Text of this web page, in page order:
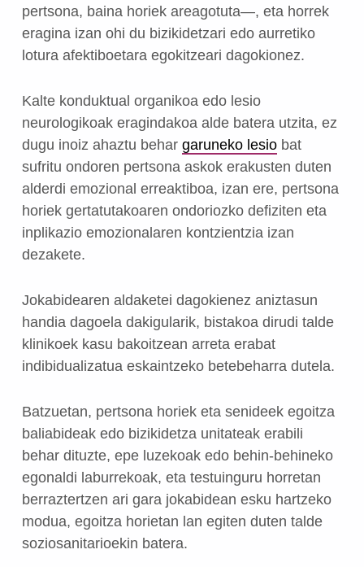
pertsona, baina horiek areagotuta—, eta horrek
eragina izan ohi du bizikidetzari edo aurretiko
lotura afektiboetara egokitzeari dagokionez.
Kalte konduktual organikoa edo lesio
neurologikoak eragindakoa alde batera utzita, ez
dugu inoiz ahaztu behar garuneko lesiobat
sufritu ondoren pertsona askok erakusten duten
alderdi emozional erreaktiboa, izan ere, pertsona
horiek gertatutakoaren ondoriozko defiziten eta
inplikazio emozionalaren kontzientzia izan
dezakete.
Jokabidearen aldaketei dagokienez aniztasun
handia dagoela dakigularik, bistakoa dirudi talde
klinikoek kasu bakoitzean arreta erabat
indibidualizatua eskaintzeko betebeharra dutela.
Batzuetan, pertsona horiek eta senideek egoitza
baliabideak edo bizikidetza unitateak erabili
behar dituzte, epe luzekoak edo behin-behineko
egonaldi laburrekoak, eta testuinguru horretan
berraztertzen ari gara jokabidean esku hartzeko
modua, egoitza horietan lan egiten duten talde
soziosanitarioekin batera.